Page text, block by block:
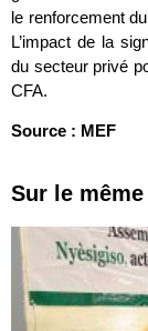
le renforcement
L’impact de la
du secteur privé
CFA.
Source : MEF
Sur le